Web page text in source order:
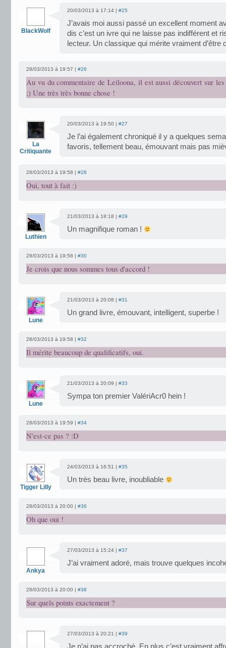
BlackWolf
20/03/2013 à 17:14 | #25
J’avais moi aussi passé un excellent moment
dis c’est un ivre qui ne laisse pas indifférent et
lecteur. Un classique qui mérite vraiment d’être
28/03/2013 à 19:57 | #26
Au vu du commentaire de Leiloona, il est aussi découvert sur
;) Une très très bonne chose !
La
Critiquante
20/03/2013 à 19:50 | #27
Je l’ai également chroniqué il y a quelques
favoris, tellement beau, émouvant mais pas
28/03/2013 à 19:58 | #28
Oui, tout à fait :)
Luthien
21/03/2013 à 18:18 | #29
Un magnifique roman !
28/03/2013 à 19:58 | #30
Je crois que nous sommes tous d'accord !
Lune
21/03/2013 à 20:08 | #31
Un grand livre, émouvant, intelligent, superbe !
28/03/2013 à 19:58 | #32
Il mérite beaucoup de qualificatifs, oui.
Lune
21/03/2013 à 20:09 | #33
Sympa ton premier ValériAcr0 hein !
28/03/2013 à 19:59 | #34
N'est-ce pas ? :D
Tigger Lilly
24/03/2013 à 16:51 | #35
Un très beau livre, inoubliable
28/03/2013 à 20:00 | #36
Oh que oui !
Ankya
27/03/2013 à 15:24 | #37
J’ai vraiment adoré, mais trouve quelques
28/03/2013 à 20:00 | #38
Sur quels points exactement ?
27/03/2013 à 20:21 | #39